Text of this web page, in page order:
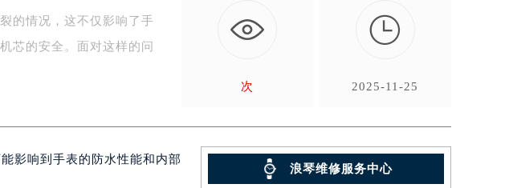
的情况，这不仅影响了手
芯的安全。面对这样的问
次

2025-11-25
影响到手表的防水性能和内部
浪琴维修服务中心